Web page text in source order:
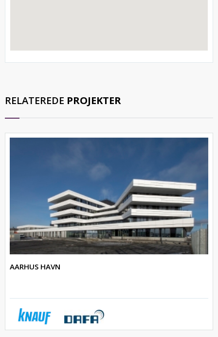
RELATEREDE PROJEKTER
AARHUS HAVN